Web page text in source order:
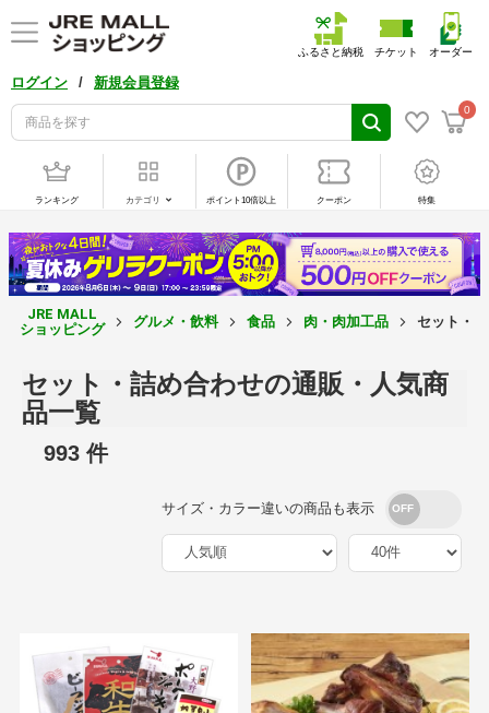
ログイン / 新規会員登録
0
ふるさと納税 チケット オーダー
ランキング カテゴリ ポイント10倍以上 クーポン 特集
JRE MALL
ショッピング
グルメ・飲料 食品 肉・肉加工品 セット・
セット・詰め合わせの通販・人気商
品一覧
993 件
サイズ・カラー違いの商品も表示